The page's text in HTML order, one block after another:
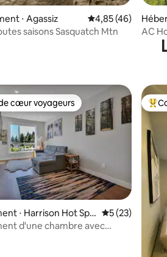
⋅ Agassiz Évaluation
4,85 (46)
saisons Sasquatch Mtn
AC
Golf
cœur voyageurs les plus appréciés
cœur voyageurs
⋅ Harrison Hot Spri Évaluation
5 (23)
d'une chambre avec